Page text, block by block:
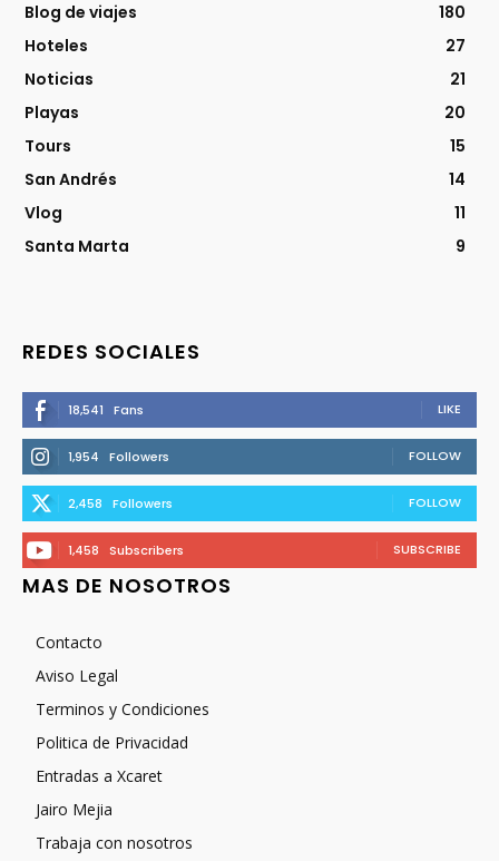
Blog de viajes
180
Hoteles
27
Noticias
21
Playas
20
Tours
15
San Andrés
14
Vlog
11
Santa Marta
9
REDES SOCIALES
18,541 Fans LIKE
1,954 Followers FOLLOW
2,458 Followers FOLLOW
1,458 Subscribers SUBSCRIBE
MAS DE NOSOTROS
Contacto
Aviso Legal
Terminos y Condiciones
Politica de Privacidad
Entradas a Xcaret
Jairo Mejia
Trabaja con nosotros